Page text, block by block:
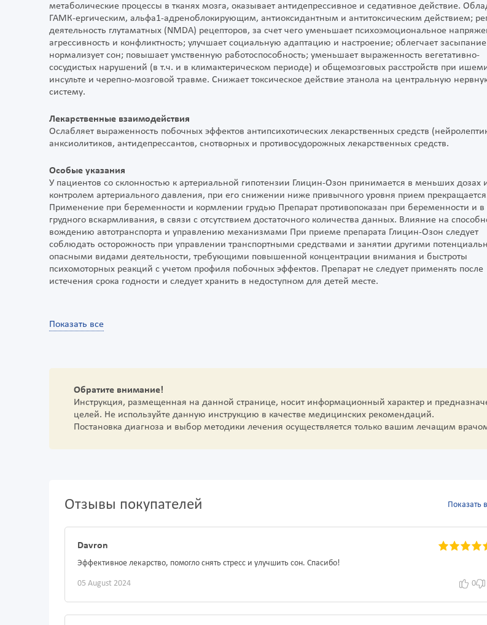
метаболические процессы в тканях мозга, оказывает антидепрессивное и седативное действие.
ГАМК-ергическим, альфа1-адреноблокирующим, антиоксидантным и антитоксическим действием;
деятельность глутаматных (NMDA) рецепторов, за счет чего уменьшает психоэмоциональное
агрессивность и конфликтность; улучшает социальную адаптацию и настроение; облегчает
нормализует сон; повышает умственную работоспособность; уменьшает выраженность вегетативно-
сосудистых нарушений (в т.ч. и в климактерическом периоде) и общемозговых расстройств при
инсульте и черепно-мозговой травме. Снижает токсическое действие этанола на центральную
систему.
Лекарственные взаимодействия
Ослабляет выраженность побочных эффектов антипсихотических лекарственных средств
анксиолитиков, антидепрессантов, снотворных и противосудорожных лекарственных средств.
Особые указания
У пациентов со склонностью к артериальной гипотензии Глицин-Озон принимается в меньших дозах
контролем артериального давления, при его снижении ниже привычного уровня прием
Применение при беременности и кормлении грудью Препарат противопоказан при беременности и в
грудного вскармливания, в связи с отсутствием достаточного количества данных. Влияние на
вождению автотранспорта и управлению механизмами При приеме препарата Глицин-Озон следует
соблюдать осторожность при управлении транспортными средствами и занятии другими
опасными видами деятельности, требующими повышенной концентрации внимания и быстроты
психомоторных реакций с учетом профиля побочных эффектов. Препарат не следует применять после
истечения срока годности и следует хранить в недоступном для детей месте.
Показать все
Обратите внимание!
Инструкция, размещенная на данной странице, носит информационный характер и
целей. Не используйте данную инструкцию в качестве медицинских рекомендаций.
Постановка диагноза и выбор методики лечения осуществляется только вашим лечащим
Отзывы покупателей Показать
Davron
Эффективное лекарство, помогло снять стресс и улучшить сон. Спасибо!
05 August 2024 0